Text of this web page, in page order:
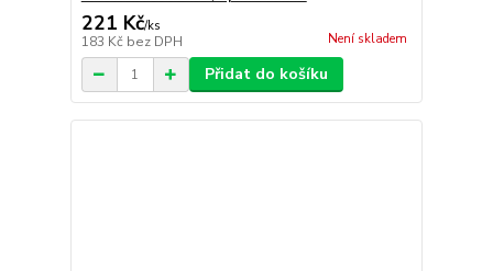
221 Kč/ks
183 Kč bez DPH Není skladem
Přidat do košíku